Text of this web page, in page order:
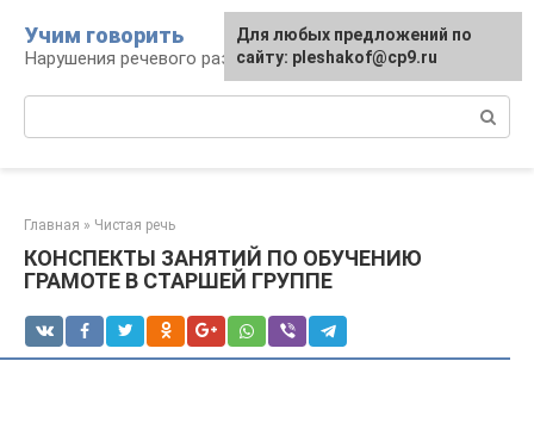
контенту
Учим говорить
Нарушения речевого развития
Главная » Чистая речь
КОНСПЕКТЫ ЗАНЯТИЙ ПО ОБУЧЕНИЮ
ГРАМОТЕ В СТАРШЕЙ ГРУППЕ
Для любых предложений по
сайту: pleshakof@cp9.ru